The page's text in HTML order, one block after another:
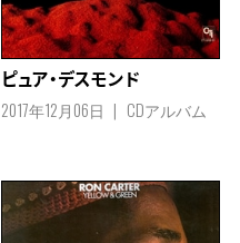
ピュア・デスモンド
2017年12月06日 CDアルバム